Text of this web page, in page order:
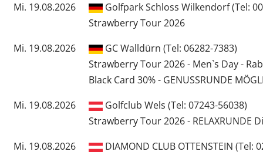
Mi. 19.08.2026
Golfpark Schloss Wilkendorf (Tel:
Strawberry Tour 2026
Mi. 19.08.2026
GC Walldürn (Tel: 06282-7383)
Strawberry Tour 2026 - Men`s Day -
Black Card 30% - GENUSSRUNDE
Mi. 19.08.2026
Golfclub Wels (Tel: 07243-56038)
Strawberry Tour 2026 - RELAXRUNDE
Mi. 19.08.2026
DIAMOND CLUB OTTENSTEIN (Tel: